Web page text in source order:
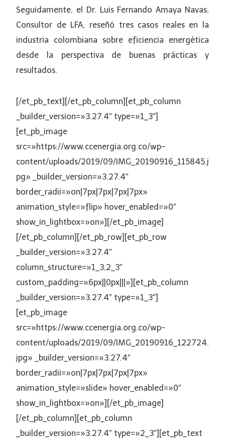
Seguidamente, el Dr. Luis Fernando Amaya Navas,
Consultor de LFA, reseñó tres casos reales en la
industria colombiana sobre eficiencia energética
desde la perspectiva de buenas prácticas y
resultados.
[/et_pb_text][/et_pb_column][et_pb_column
_builder_version=»3.27.4″ type=»1_3″]
[et_pb_image
src=»https://www.ccenergia.org.co/wp-
content/uploads/2019/09/IMG_20190916_115845.j
pg» _builder_version=»3.27.4″
border_radii=»on|7px|7px|7px|7px»
animation_style=»flip» hover_enabled=»0″
show_in_lightbox=»on»][/et_pb_image]
[/et_pb_column][/et_pb_row][et_pb_row
_builder_version=»3.27.4″
column_structure=»1_3,2_3″
custom_padding=»6px||0px|||»][et_pb_column
_builder_version=»3.27.4″ type=»1_3″]
[et_pb_image
src=»https://www.ccenergia.org.co/wp-
content/uploads/2019/09/IMG_20190916_122724.
jpg» _builder_version=»3.27.4″
border_radii=»on|7px|7px|7px|7px»
animation_style=»slide» hover_enabled=»0″
show_in_lightbox=»on»][/et_pb_image]
[/et_pb_column][et_pb_column
_builder_version=»3.27.4″ type=»2_3″][et_pb_text